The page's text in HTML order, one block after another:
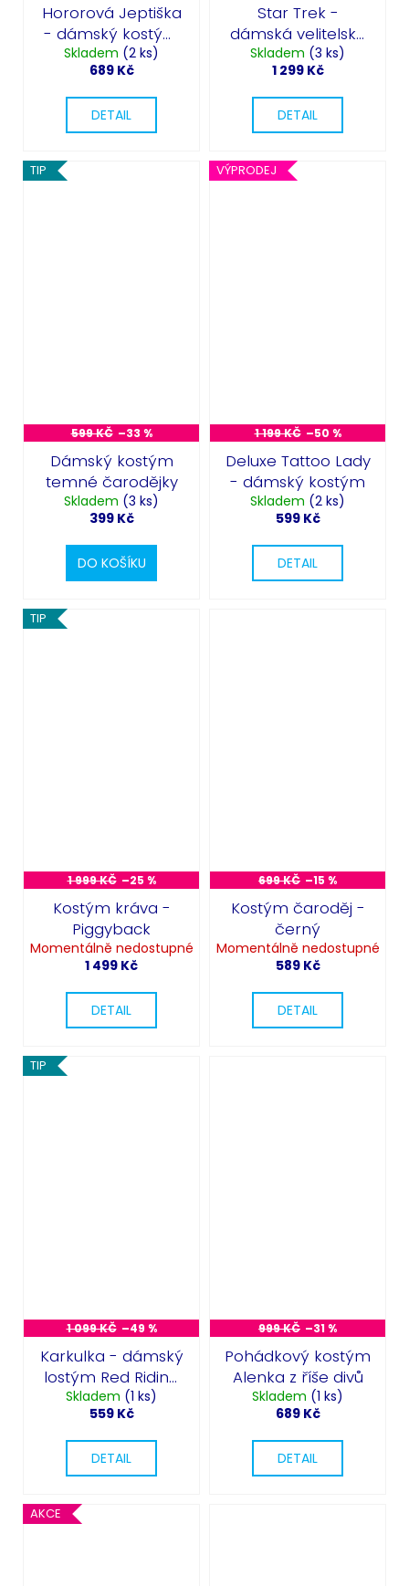
Hororová Jeptiška
- dámský kostým
na Halloween
Skladem (2 ks)
689 Kč
DETAIL
Star Trek -
dámská velitelská
uniforma -
Maroon
Skladem (3 ks)
1 299 Kč
DETAIL
TIP
599 KČ –33 %
Dámský kostým
temné čarodějky
Skladem (3 ks)
399 Kč
DO KOŠÍKU
VÝPRODEJ
1 199 KČ –50 %
Deluxe Tattoo Lady
- dámský kostým
Skladem (2 ks)
599 Kč
DETAIL
TIP
1 999 KČ –25 %
Kostým kráva -
Piggyback
Momentálně nedostupné
1 499 Kč
DETAIL
699 KČ –15 %
Kostým čaroděj -
černý
Momentálně nedostupné
589 Kč
DETAIL
TIP
1 099 KČ –49 %
Karkulka - dámský
lostým Red Riding
Hood
Skladem (1 ks)
559 Kč
DETAIL
999 KČ –31 %
Pohádkový kostým
Alenka z říše divů
Skladem (1 ks)
689 Kč
DETAIL
AKCE